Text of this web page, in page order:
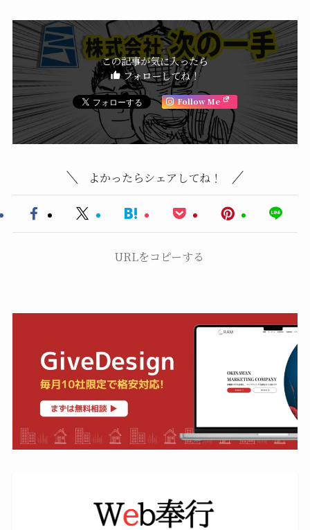
この記事が気に入ったら
フォローしてね！
Follow Me
よかったらシェアしてね！
URLをコピーする